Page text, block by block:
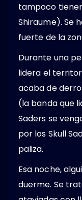
tampoco
Shiraume). Se
fuerte de la
Durante una
lidera el
acaba de
(la banda que
Saders se
por los Skull
paliza.
Esa noche,
duerme. Se